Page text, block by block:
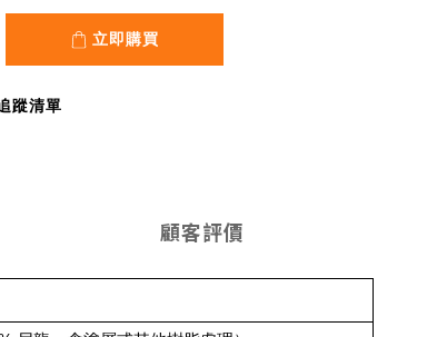
立即購買
蹤清單
顧客評價